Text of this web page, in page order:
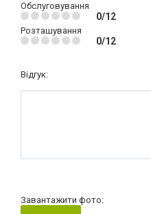
Обслуговування
0/12
Розташування
0/12
Відгук:
Завантажити фото: